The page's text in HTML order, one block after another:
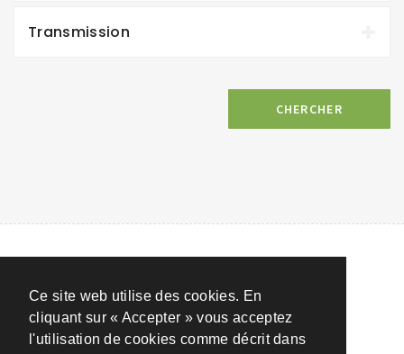
Ce site web utilise des cookies. En
cliquant sur « Accepter » vous acceptez
l'utilisation de cookies comme décrit dans
Transmission
CHERCHER